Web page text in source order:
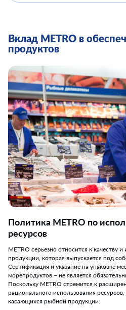
Вклад METRO в
продуктов
Политика МЕТRO по
ресурсов
METRO серьезно относится к качеству
продукции, которая выпускается под
Сертификация и указание на упаковке
морепродуктов – не является
Поскольку METRO стремится к
рационального использования
касающихся рыбной продукции.